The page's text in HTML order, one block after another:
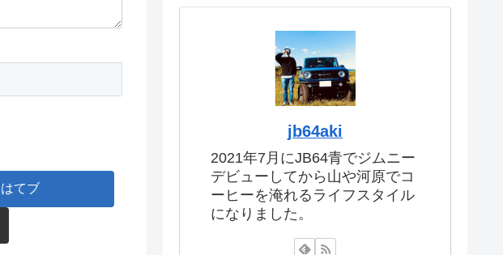
はてブ
jb64aki
2021年7月にJB64青でジムニー
デビューしてから山や河原でコ
ーヒーを淹れるライフスタイル
になりました。